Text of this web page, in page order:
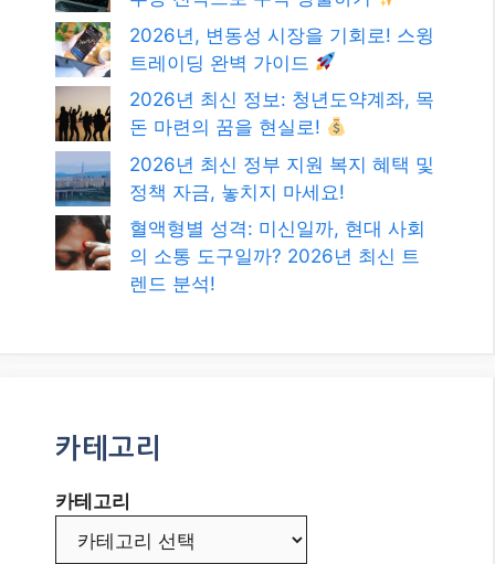
2026년, 변동성 시장을 기회로! 스윙
트레이딩 완벽 가이드
2026년 최신 정보: 청년도약계좌, 목
돈 마련의 꿈을 현실로!
2026년 최신 정부 지원 복지 혜택 및
정책 자금, 놓치지 마세요!
혈액형별 성격: 미신일까, 현대 사회
의 소통 도구일까? 2026년 최신 트
렌드 분석!
카테고리
카테고리